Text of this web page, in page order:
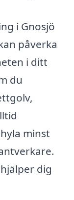
i Gnosjö
påverka
i ditt
du
minst
dig